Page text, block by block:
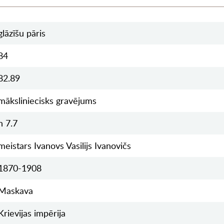
pāris
gravējums
7.7
Ivanovs Vasilijs Ivanovičs
1908
impērija